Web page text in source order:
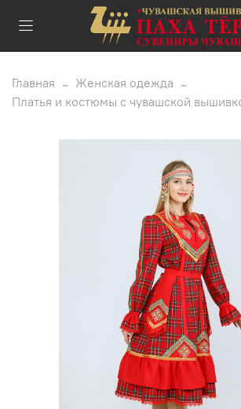
Главная
Женская одежда
Платья и костюмы с чувашской